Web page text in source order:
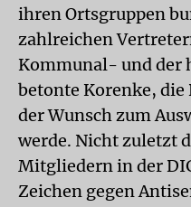
ihren Ortsgruppen
zahlreichen
Kommunal- und der
betonte Korenke, die
der Wunsch zum
werde. Nicht zuletzt
Mitgliedern in der
Zeichen gegen